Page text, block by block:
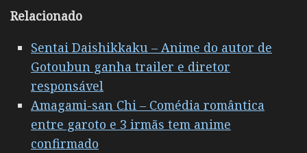
Relacionado
Sentai Daishikkaku – Anime do autor de
Gotoubun ganha trailer e diretor
responsável
Amagami-san Chi – Comédia romântica
entre garoto e 3 irmãs tem anime
confirmado